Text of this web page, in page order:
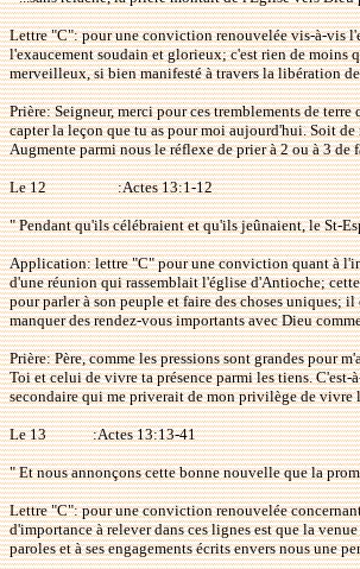
Lettre "C": pour une conviction renouvelée vis-à-vis
l'exaucement soudain et glorieux; c'est rien de moins
merveilleux, si bien manifesté à travers la libération
Prière: Seigneur, merci pour ces tremblements de
capter la leçon que tu as pour moi aujourd'hui. Soit
Augmente parmi nous le réflexe de prier à 2 ou à 3 de
Le 12 :Actes 13:1-12
" Pendant qu'ils célébraient et qu'ils jeûnaient, le St-
Application: lettre "C" pour une conviction quant à
d'une réunion qui rassemblait l'église d'Antioche;
pour parler à son peuple et faire des choses uniques;
manquer des rendez-vous importants avec Dieu
Prière: Père, comme les pressions sont grandes pour
Toi et celui de vivre ta présence parmi les tiens. C'est-
secondaire qui me priverait de mon privilège de vivre
Le 13 :Actes 13:13-41
" Et nous annonçons cette bonne nouvelle que la
Lettre "C": pour une conviction renouvelée
d'importance à relever dans ces lignes est que la
paroles et à ses engagements écrits envers nous une